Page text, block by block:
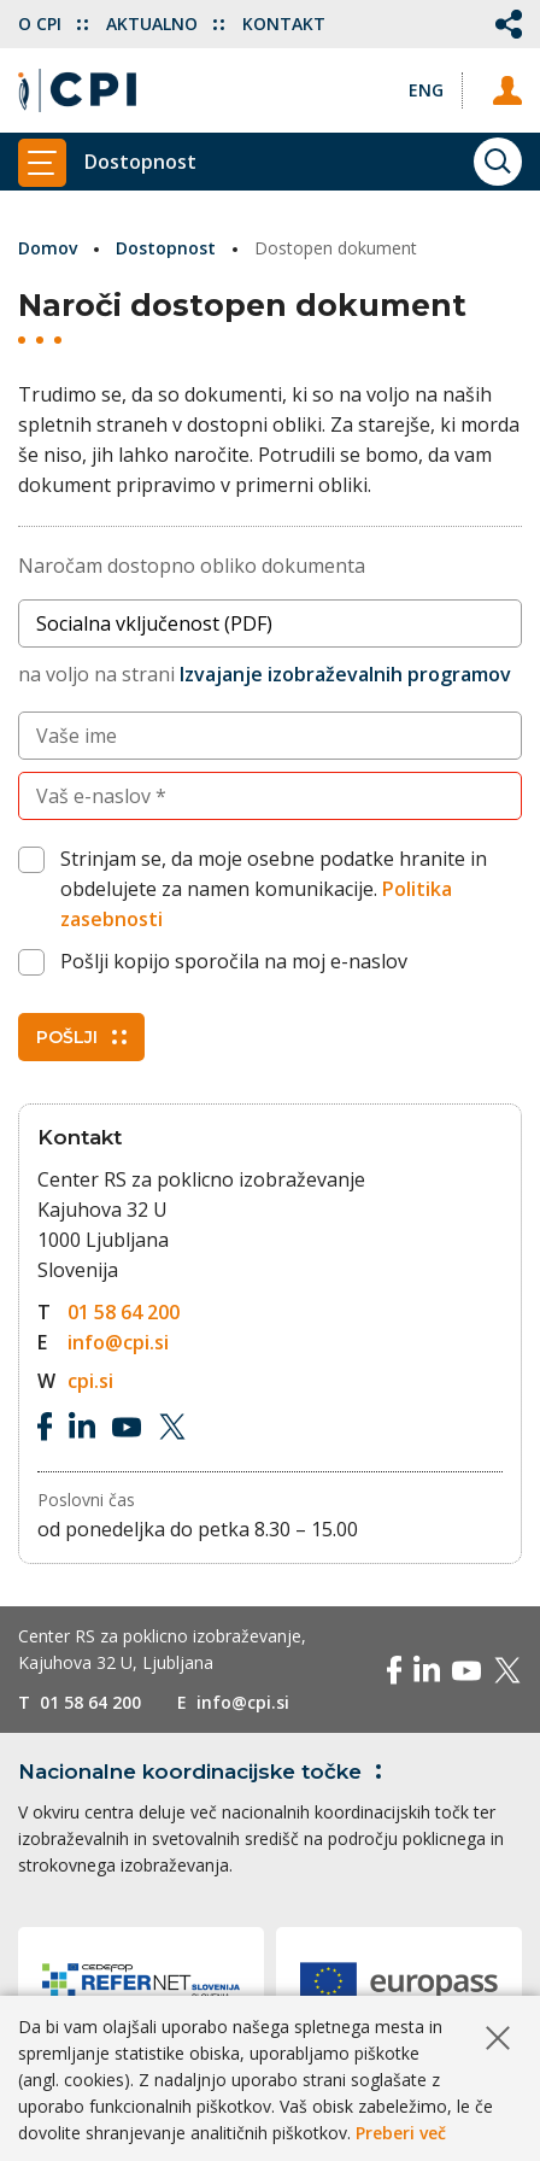
ENG
O CPI AKTUALNO KONTAKT
PRIKAŽI GLAVNI MENI
Dostopnost
Domov Dostopnost Dostopen dokument
Naroči dostopen dokument
Trudimo se, da so dokumenti, ki so na voljo na naših
spletnih straneh v dostopni obliki. Za starejše, ki morda
še niso, jih lahko naročite. Potrudili se bomo, da vam
dokument pripravimo v primerni obliki.
Naročam dostopno obliko dokumenta
Naslov dokumenta
na voljo na strani Izvajanje izobraževalnih programov
Vnesite vaše ime (po želji)
Vnesite vaš elektronski naslov (obvezno)
Strinjam se, da moje osebne podatke hranite in
obdelujete za namen komunikacije. Politika
zasebnosti
Pošlji kopijo sporočila na moj e-naslov
POŠLJI
Kontakt
Center RS za poklicno izobraževanje
Kajuhova 32 U
1000 Ljubljana
Slovenija
T
01 58 64 200
E
info@cpi.si
W cpi.si
Poslovni čas
od ponedeljka do petka 8.30 – 15.00
Center RS za poklicno izobraževanje,
Kajuhova 32 U, Ljubljana
T 01 58 64 200 E info@cpi.si
Nacionalne koordinacijske točke
V okviru centra deluje več nacionalnih koordinacijskih točk ter
izobraževalnih in svetovalnih središč na področju poklicnega in
strokovnega izobraževanja.
Dostopnost|Zasebnost|Piškotki
Skrij
Da bi vam olajšali uporabo našega spletnega mesta in
spremljanje statistike obiska, uporabljamo piškotke
(angl. cookies). Z nadaljnjo uporabo strani soglašate z
uporabo funkcionalnih piškotkov. Vaš obisk zabeležimo, le če
dovolite shranjevanje analitičnih piškotkov. Preberi več